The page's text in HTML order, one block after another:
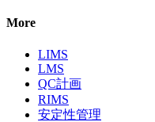
More
LIMS
LMS
QC計画
RIMS
安定性管理